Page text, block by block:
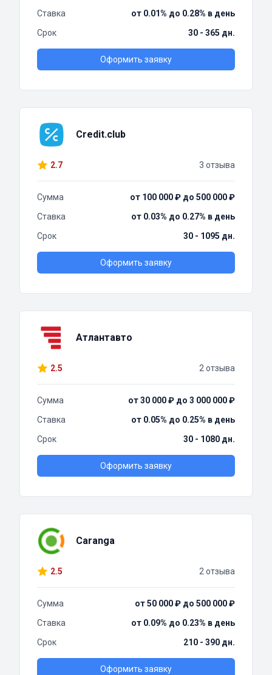
Ставка
от 0.01% до 0.28% в день
Срок
30 - 365 дн.
Оформить заявку
Credit.club
2.7 3 отзыва
Сумма
от 100 000 ₽ до 500 000 ₽
Ставка
от 0.03% до 0.27% в день
Срок
30 - 1095 дн.
Оформить заявку
Атлантавто
2.5 2 отзыва
Сумма
от 30 000 ₽ до 3 000 000 ₽
Ставка
от 0.05% до 0.25% в день
Срок
30 - 1080 дн.
Оформить заявку
Caranga
2.5 2 отзыва
Сумма
от 50 000 ₽ до 500 000 ₽
Ставка
от 0.09% до 0.23% в день
Срок
210 - 390 дн.
Оформить заявку